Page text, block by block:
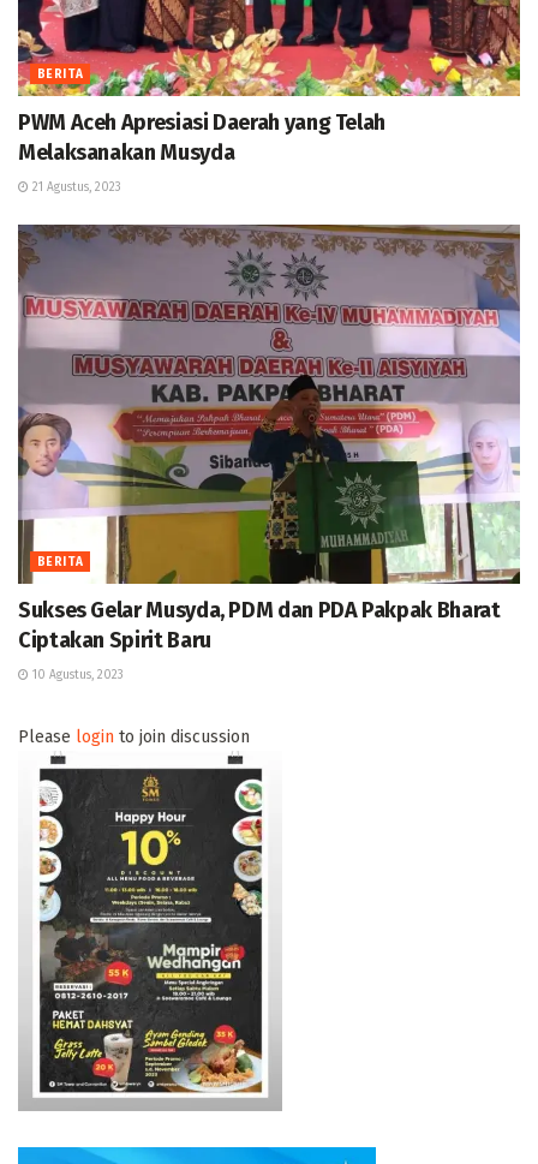
BERITA
PWM Aceh Apresiasi Daerah yang Telah
Melaksanakan Musyda
21 Agustus, 2023
BERITA
Sukses Gelar Musyda, PDM dan PDA Pakpak Bharat
Ciptakan Spirit Baru
10 Agustus, 2023
Please login to join discussion